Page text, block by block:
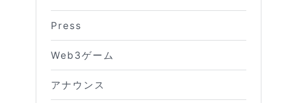
Press
Web3ゲーム
アナウンス